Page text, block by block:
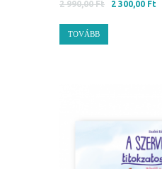
2 990,00Ft 2 300,00 Ft
TOVÁBB